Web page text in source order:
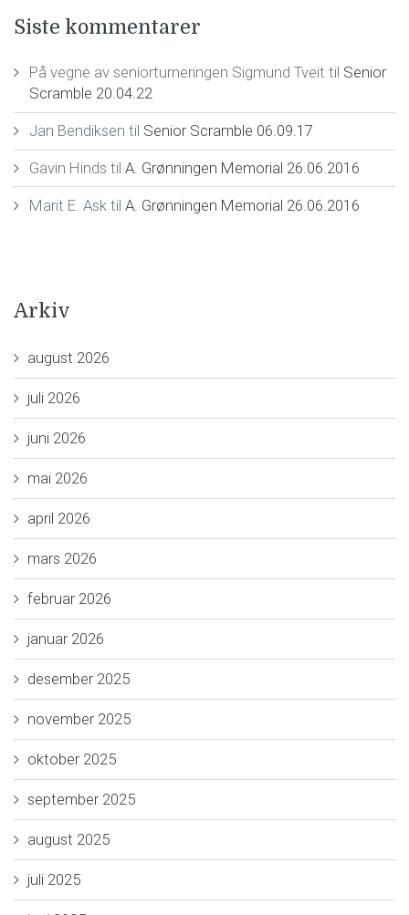
Siste kommentarer
På vegne av seniorturneringen Sigmund Tveit til Senior
Scramble 20.04.22
Jan Bendiksen til Senior Scramble 06.09.17
Gavin Hinds til A. Grønningen Memorial 26.06.2016
Marit E. Ask til A. Grønningen Memorial 26.06.2016
Arkiv
august 2026
juli 2026
juni 2026
mai 2026
april 2026
mars 2026
februar 2026
januar 2026
desember 2025
november 2025
oktober 2025
september 2025
august 2025
juli 2025